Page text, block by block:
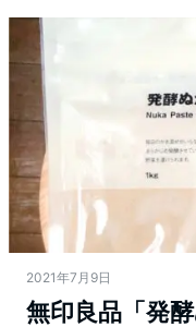
2021年7月9日
無印良品「発